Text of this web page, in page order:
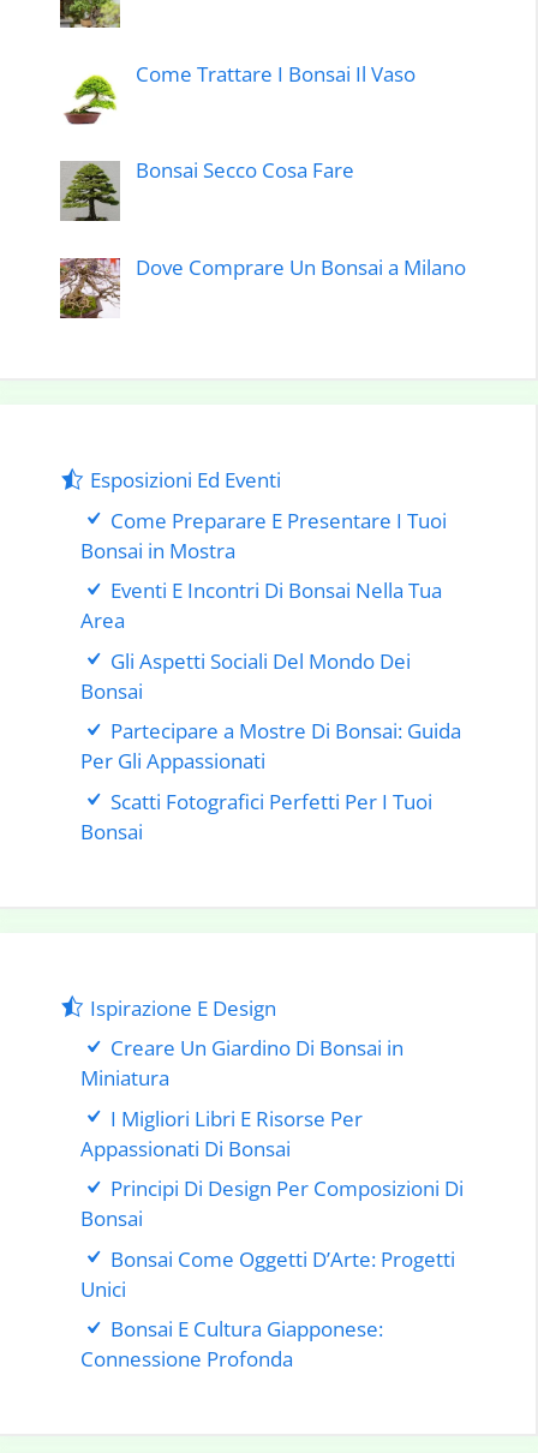
Come Trattare I Bonsai Il Vaso
Bonsai Secco Cosa Fare
Dove Comprare Un Bonsai a Milano
Esposizioni Ed Eventi
Come Preparare E Presentare I Tuoi
Bonsai in Mostra
Eventi E Incontri Di Bonsai Nella Tua
Area
Gli Aspetti Sociali Del Mondo Dei
Bonsai
Partecipare a Mostre Di Bonsai: Guida
Per Gli Appassionati
Scatti Fotografici Perfetti Per I Tuoi
Bonsai
Ispirazione E Design
Creare Un Giardino Di Bonsai in
Miniatura
I Migliori Libri E Risorse Per
Appassionati Di Bonsai
Principi Di Design Per Composizioni Di
Bonsai
Bonsai Come Oggetti D’Arte: Progetti
Unici
Bonsai E Cultura Giapponese:
Connessione Profonda